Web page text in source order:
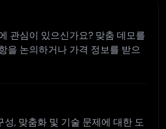
관심이 있으신가요? 맞춤 데모를
을 논의하거나 가격 정보를 받으
성, 맞춤화 및 기술 문제에 대한 도